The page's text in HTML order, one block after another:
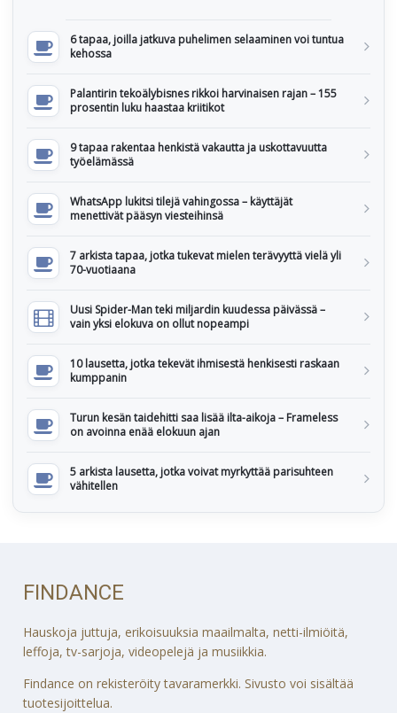
6 tapaa, joilla jatkuva puhelimen selaaminen voi tuntua
kehossa
Palantirin tekoälybisnes rikkoi harvinaisen rajan – 155
prosentin luku haastaa kriitikot
9 tapaa rakentaa henkistä vakautta ja uskottavuutta
työelämässä
WhatsApp lukitsi tilejä vahingossa – käyttäjät
menettivät pääsyn viesteihinsä
7 arkista tapaa, jotka tukevat mielen terävyyttä vielä yli
70-vuotiaana
Uusi Spider-Man teki miljardin kuudessa päivässä –
vain yksi elokuva on ollut nopeampi
10 lausetta, jotka tekevät ihmisestä henkisesti raskaan
kumppanin
Turun kesän taidehitti saa lisää ilta-aikoja – Frameless
on avoinna enää elokuun ajan
5 arkista lausetta, jotka voivat myrkyttää parisuhteen
vähitellen
FINDANCE
Hauskoja juttuja, erikoisuuksia maailmalta, netti-ilmiöitä,
leffoja, tv-sarjoja, videopelejä ja musiikkia.
Findance on rekisteröity tavaramerkki. Sivusto voi sisältää
tuotesijoittelua.